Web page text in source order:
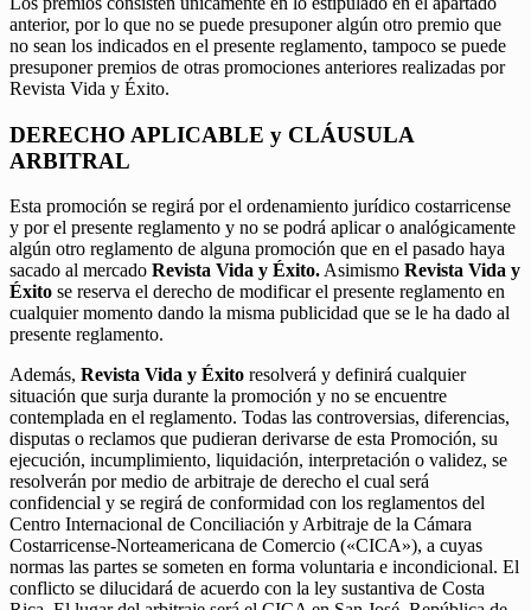
anterior, por lo que no se puede presuponer algún otro premio que
no sean los indicados en el presente reglamento, tampoco se puede
presuponer premios de otras promociones anteriores realizadas por
Revista Vida y Éxito.
DERECHO APLICABLE y CLÁUSULA
ARBITRAL
Esta promoción se regirá por el ordenamiento jurídico costarricense
y por el presente reglamento y no se podrá aplicar o analógicamente
algún otro reglamento de alguna promoción que en el pasado haya
sacado al mercado Revista Vida y Éxito. Asimismo Revista Vida y
Éxito se reserva el derecho de modificar el presente reglamento en
cualquier momento dando la misma publicidad que se le ha dado al
presente reglamento.
Además, Revista Vida y Éxito resolverá y definirá cualquier
situación que surja durante la promoción y no se encuentre
contemplada en el reglamento. Todas las controversias, diferencias,
disputas o reclamos que pudieran derivarse de esta Promoción, su
ejecución, incumplimiento, liquidación, interpretación o validez, se
resolverán por medio de arbitraje de derecho el cual será
confidencial y se regirá de conformidad con los reglamentos del
Centro Internacional de Conciliación y Arbitraje de la Cámara
Costarricense-Norteamericana de Comercio («CICA»), a cuyas
normas las partes se someten en forma voluntaria e incondicional. El
conflicto se dilucidará de acuerdo con la ley sustantiva de Costa